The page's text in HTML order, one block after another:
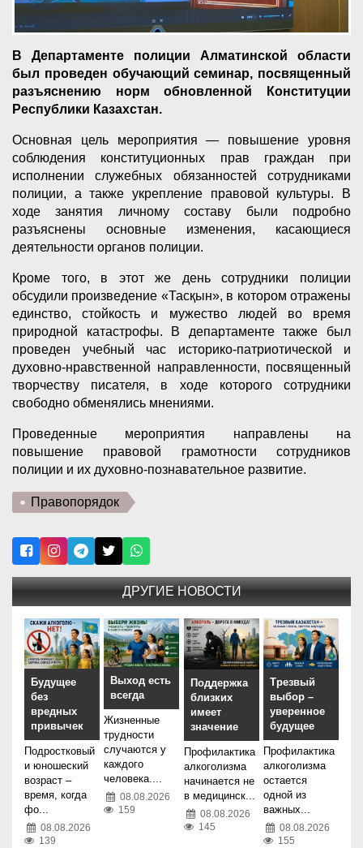
В Департаменте полиции Алматинской области
был проведен обучающий семинар, посвященный
разъяснению норм обновленной Конституции
Республики Казахстан.
Основная цель мероприятия — повышение уровня
соблюдения конституционных прав граждан при
исполнении служебных обязанностей сотрудниками
полиции, а также укрепление правовой культуры. В
ходе занятия личному составу были подробно
разъяснены основные изменения, касающиеся
деятельности органов полиции.
Кроме того, в этот же день сотрудники полиции
обсудили произведение «Тасқын», в котором отражены
единство, стойкость и мужество людей во время
природной катастрофы. В департаменте также был
проведен учебный час историко-патриотической и
духовно-нравственной направленности, посвященный
творчеству писателя, в ходе которого сотрудники
свободно обменялись мнениями.
Проведенные мероприятия направлены на
повышение правовой грамотности сотрудников
полиции и их духовно-познавательное развитие.
Правопорядок
ДРУГИЕ НОВОСТИ
Будущее
без
вредных
привычек
Подростковый
и юношеский
возраст –
время, когда
фо...
08.08.2026
139
Выход есть
всегда
Жизненные
трудности
случаются у
каждого
человека....
08.08.2026
159
Поддержка
близких
имеет
значение
Профилактика
алкоголизма
начинается не
в медицинск...
08.08.2026
145
Трезвый
выбор –
уверенное
будущее
Профилактика
алкоголизма
остается
одной из
важных...
08.08.2026
155